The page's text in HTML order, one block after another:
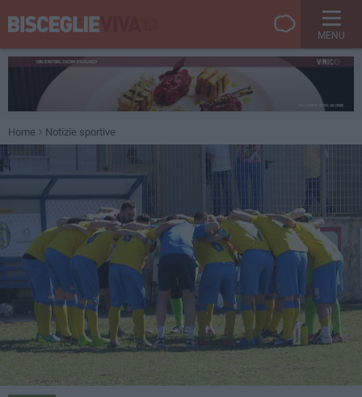
MENU
Home Notizie sportive